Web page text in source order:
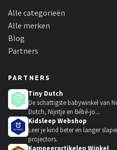
Alle categorieën
Alle merken
Blog
Partners
PARTNERS
Tiny Dutch
De schattigste babywinkel van
Dutch, Nijntje en Bébé-jo...
Kidsleep Webshop
Leer je kind beter en langer
projectors.